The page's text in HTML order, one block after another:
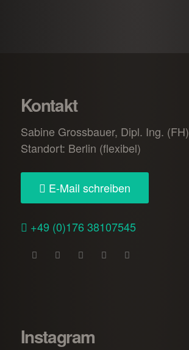
Kontakt
Sabine Grossbauer, Dipl. Ing. (FH)
Standort: Berlin (flexibel)
E-Mail schreiben
+49 (0)176 38107545
Instagram